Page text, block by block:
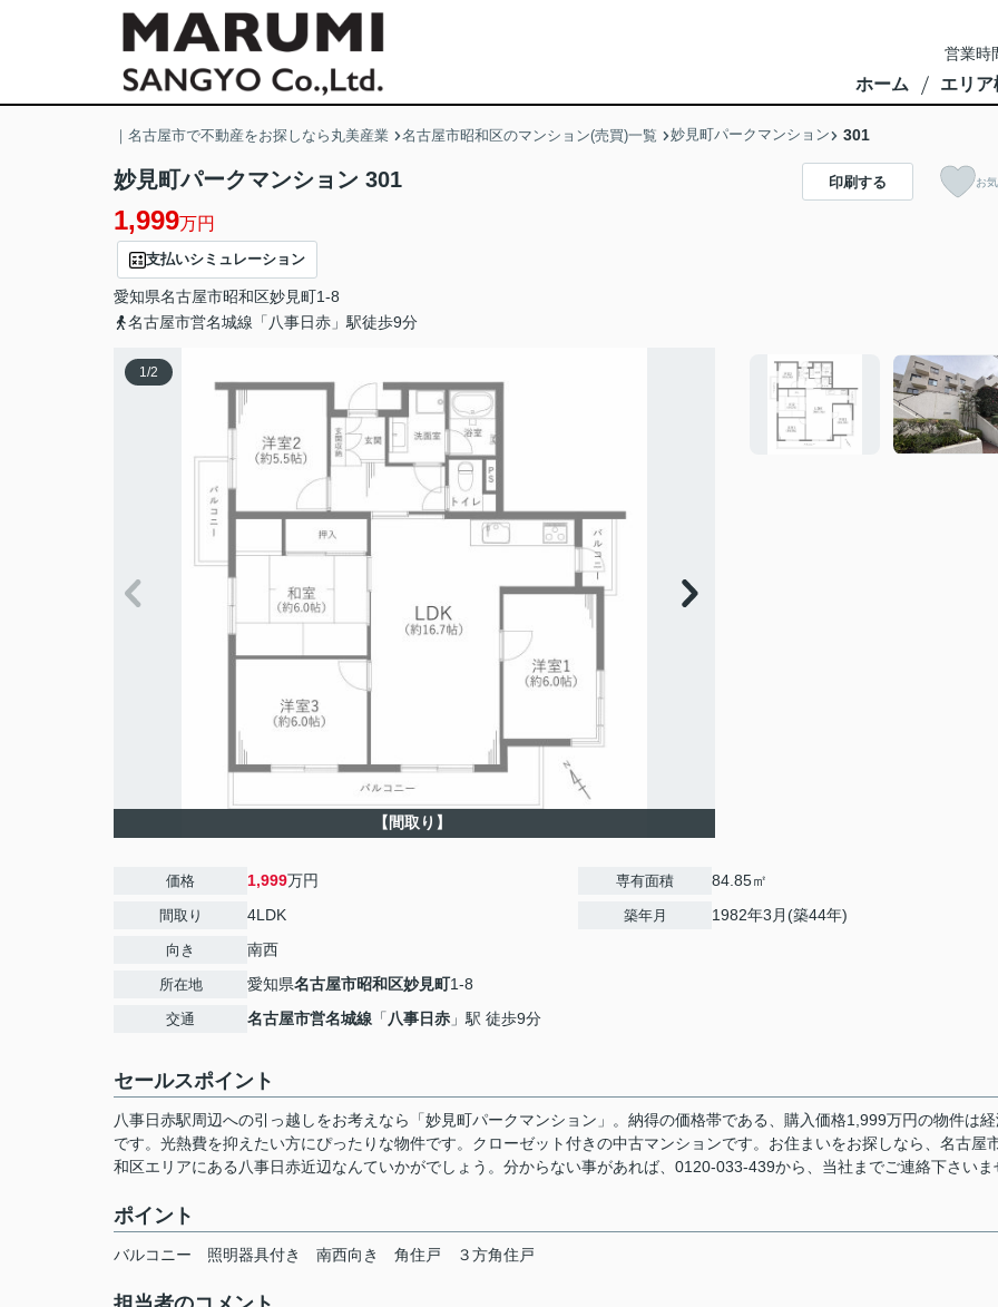
営業時
ホーム エリア
｜名古屋市で不動産をお探しなら丸美産業 名古屋市昭和区のマンション(売買)一覧 妙見町パークマンション 301
妙見町パークマンション 301
1,999万円
支払いシミュレーション
愛知県名古屋市昭和区妙見町1-8
名古屋市営名城線「八事日赤」駅徒歩9分
印刷する お
1/2
【間取り】
価格 1,999万円
間取り 4LDK
向き 南西
所在地 愛知県名古屋市昭和区妙見町1-8
交通 名古屋市営名城線 「 八事日赤 」駅 徒歩9分
専有面積 84.85㎡
築年月 1982年3月(築44年)
セールスポイント
八事日赤駅周辺への引っ越しをお考えなら「妙見町パークマンション」。納得の価格帯である、購入価格1,999万円の物件は
です。光熱費を抑えたい方にぴったりな物件です。クローゼット付きの中古マンションです。お住まいをお探しなら、名古屋
和区エリアにある八事日赤近辺なんていかがでしょう。分からない事があれば、0120-033-439から、当社までご連絡下さいま
ポイント
バルコニー 照明器具付き 南西向き 角住戸 ３方角住戸